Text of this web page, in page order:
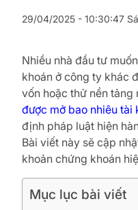
29/04/2025 - 10:30:47
Nhiều nhà đầu tư
khoán ở công ty khác
vốn hoặc thử nền tảng
được mở bao nhiêu tài
định pháp luật hiện
Bài viết này sẽ cập
khoản chứng khoán
Mục lục bài viết